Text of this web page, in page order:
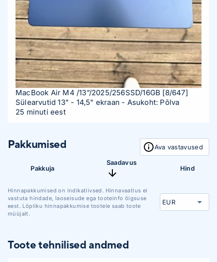
MacBook Air M4 /13”/2025/256SSD/16GB [8/647]
Sülearvutid 13" - 14,5" ekraan - Asukoht: Põlva
25 minuti eest
Pakkumised Ava vastavused
Pakkuja
Saadavus
Hind
Hinnapakkumised on indikatiivsed. Hinnavaatlus ei
vastuta hindade, laoseisude ega tooteinfo õigsuse
eest. Lõpliku hinnapakkumise tootele saab toote
müüjalt.
Toote tehnilised andmed